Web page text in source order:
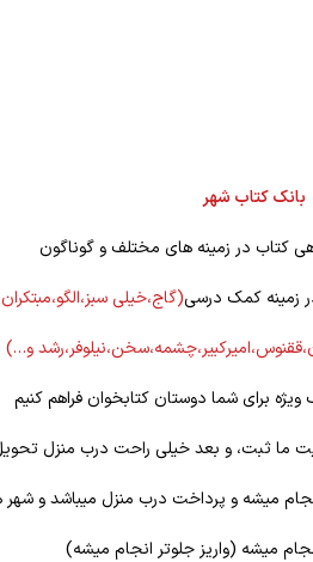
بانک کتاب شهر
کتاب در زمینه های مختلف و گوناگون
زمینه کمک درسی(گاج،خیلی
و…)
برای شما دوستان کتابخوان فراهم کنیم
ما ثبت، و بعد خیلی راحت درب منزل
میشه و پرداخت درب منزل میباشد و شهر